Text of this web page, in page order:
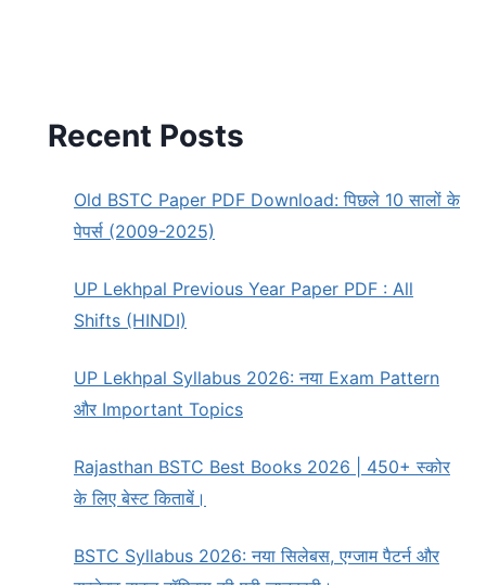
Recent Posts
Old BSTC Paper PDF Download: पिछले 10 सालों के
पेपर्स (2009-2025)
UP Lekhpal Previous Year Paper PDF : All
Shifts (HINDI)
UP Lekhpal Syllabus 2026: नया Exam Pattern
और Important Topics
Rajasthan BSTC Best Books 2026 | 450+ स्कोर
के लिए बेस्ट किताबें।
BSTC Syllabus 2026: नया सिलेबस, एग्जाम पैटर्न और